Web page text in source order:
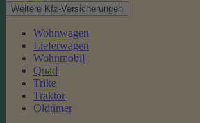
Weitere Kfz-Versicherungen
Wohnwagen
Lieferwagen
Wohnmobil
Quad
Trike
Traktor
Oldtimer